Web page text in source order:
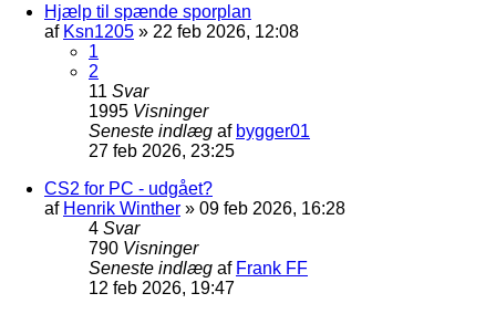
Hjælp til spænde sporplan
af Ksn1205 » 22 feb 2026, 12:08
1
2
11 Svar
1995 Visninger
Seneste indlæg af bygger01
27 feb 2026, 23:25
CS2 for PC - udgået?
af Henrik Winther » 09 feb 2026, 16:28
4 Svar
790 Visninger
Seneste indlæg af Frank FF
12 feb 2026, 19:47